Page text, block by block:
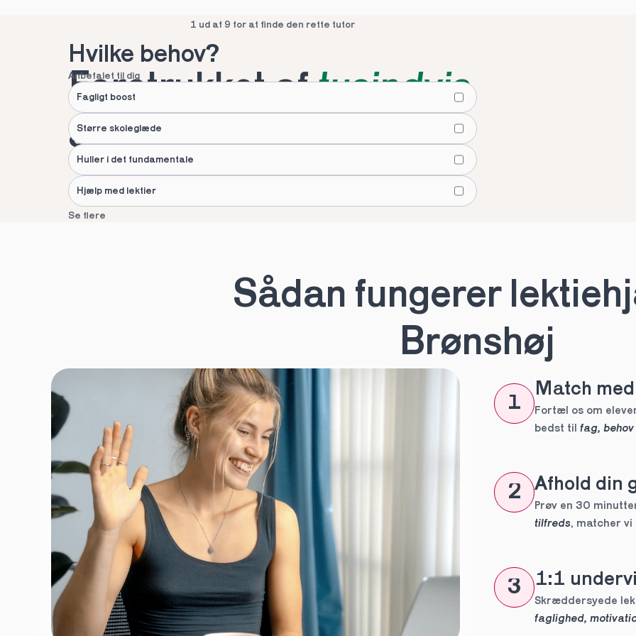
1 ud af 9 for at finde den rette tutor
Hvilke behov?
Anbefalet til dig
Fagligt boost
Større skoleglæde
Huller i det fundamentale
Hjælp med lektier
Se flere
1 ud af 9 for at finde den rette tutor
Hvad hedder du?
Næste
Opbevares sikkert - oplysninger deles aldrig
1 ud af 9 for at finde den rette tutor
Hvordan kontakter vi dig?
Telefon*
Email *
Tilmeld nyhedsbrev
Fortsæt
For at booke gratis prøvetime - ingen forpligtelser
Foretrukket af tusindvis
af danske familier
Sådan fungerer
Brønshøj
1
Match
Fortæl os om
bedst til fag,
2 Afhold din
Prøv en 30
tilfreds, matcher vi
3 1:1
faglighed,